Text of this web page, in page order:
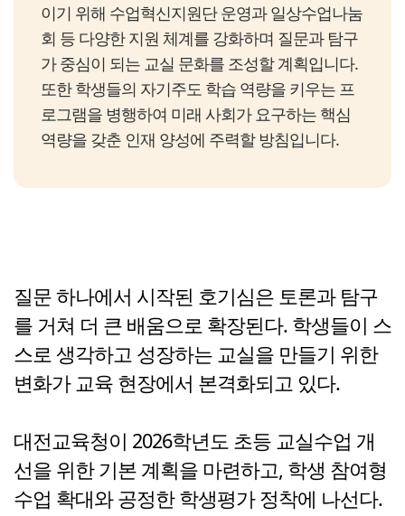
이기 위해 수업혁신지원단 운영과 일상수업나눔
회 등 다양한 지원 체계를 강화하며 질문과 탐구
가 중심이 되는 교실 문화를 조성할 계획입니다.
또한 학생들의 자기주도 학습 역량을 키우는 프
로그램을 병행하여 미래 사회가 요구하는 핵심
역량을 갖춘 인재 양성에 주력할 방침입니다.
질문 하나에서 시작된 호기심은 토론과 탐구
를 거쳐 더 큰 배움으로 확장된다. 학생들이 스
스로 생각하고 성장하는 교실을 만들기 위한
변화가 교육 현장에서 본격화되고 있다.
대전교육청이 2026학년도 초등 교실수업 개
선을 위한 기본 계획을 마련하고, 학생 참여형
수업 확대와 공정한 학생평가 정착에 나선다.